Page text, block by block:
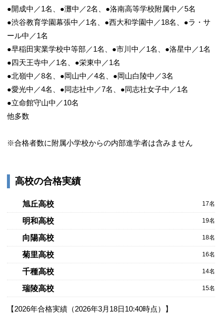
●開成中／1名、●灘中／2名、●洛南高等学校附属中／5名
●渋谷教育学園幕張中／1名、●西大和学園中／18名、●ラ・サ
ール中／1名
●早稲田実業学校中等部／1名、●市川中／1名、●洛星中／1名
●四天王寺中／1名、●栄東中／1名
●北嶺中／8名、●岡山中／4名、●岡山白陵中／3名
●愛光中／4名、●同志社中／7名、●同志社女子中／1名
●立命館守山中／10名
他多数
※合格者数に附属小学校からの内部進学者は含みません
高校の合格実績
旭丘高校 17名
明和高校 19名
向陽高校 18名
菊里高校 16名
千種高校 14名
瑞陵高校 15名
【2026年合格実績（2026年3月18日10:40時点）】